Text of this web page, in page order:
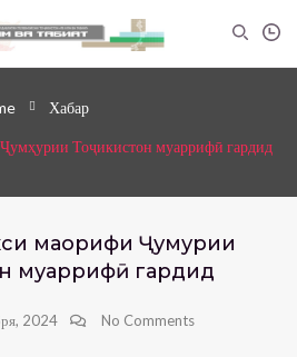
Хабар
Тоҷикистон муаррифӣ гардид
маорифи Ҷумҳурии
муаррифӣ гардид
2024 No Comments